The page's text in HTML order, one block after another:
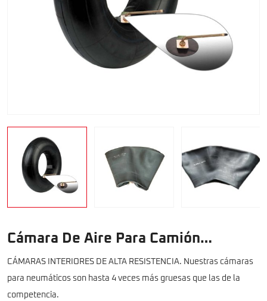
Cámara De Aire Para Camión
1200R20
CÁMARAS INTERIORES DE ALTA RESISTENCIA. Nuestras cámaras
para neumáticos son hasta 4 veces más gruesas que las de la
competencia.